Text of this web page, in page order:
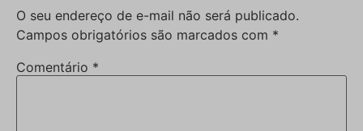
O seu endereço de e-mail não será publicado.
Campos obrigatórios são marcados com *
Comentário *